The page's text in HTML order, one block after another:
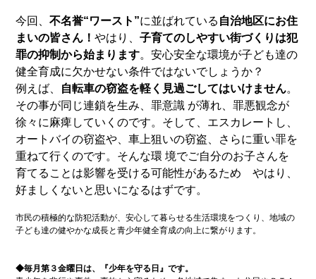
今回、不名誉“ワースト”に並ばれている 自治地区にお住
まいの皆さん！やはり、子育てのしやすい街づくりは犯
罪の抑制から始まります。安心安全な環境が子ども達の
健全育成に欠かせない条件ではないでしょうか？
例えば、 自転車の窃盗を軽く見過ごしてはいけません。
その事が同じ連鎖を生み、罪意識 が薄れ、罪悪観念が
徐々に麻痺していくのです。そして、エスカレートし、
オートバイの窃盗や、車上狙いの窃盗、さらに重い罪を
重ねて行くのです。そんな環 境でご自分のお子さんを
育てることは影響を受ける可能性があるため やはり、
好ましくないと思いになるはずです。
市民の積極的な防犯活動が、安心して暮らせる生活環境をつくり、地域の
子ども達の健やかな成長と青少年健全育成の向上に繋がります。
◆毎月第３金曜日は、『少年を守る日』です。